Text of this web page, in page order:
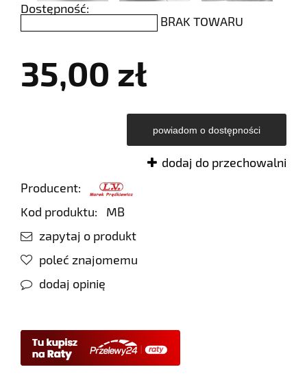
Dostępność:
BRAK TOWARU
35,00 zł
powiadom o dostępności
dodaj do przechowalni
Producent:
Kod produktu:
MB
zapytaj o produkt
poleć znajomemu
dodaj opinię